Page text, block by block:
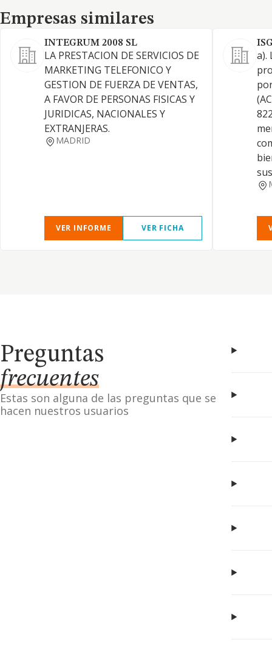
Empresas similares
Empresas similares
INTEGRUM 2008 SL
LA PRESTACION DE SERVICIOS DE
MARKETING TELEFONICO Y
GESTION DE FUERZA DE VENTAS,
A FAVOR DE PERSONAS FISICAS Y
JURIDICAS, NACIONALES Y
EXTRANJERAS.
MADRID
VER INFORME VER FICHA
a).
Preguntas
frecuentes
Estas son alguna de las preguntas que se
hacen nuestros usuarios